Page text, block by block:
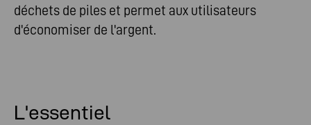
déchets de piles et permet aux utilisateurs
d'économiser de l'argent.
L'essentiel